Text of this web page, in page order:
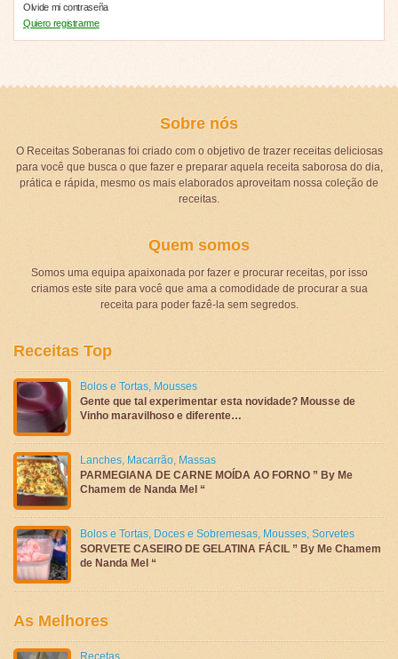
Olvide mi contraseña
Quiero registrarme
Sobre nós
O Receitas Soberanas foi criado com o objetivo de trazer receitas deliciosas
para você que busca o que fazer e preparar aquela receita saborosa do dia,
prática e rápida, mesmo os mais elaborados aproveitam nossa coleção de
receitas.
Quem somos
Somos uma equipa apaixonada por fazer e procurar receitas, por isso
criamos este site para você que ama a comodidade de procurar a sua
receita para poder fazê-la sem segredos.
Receitas Top
Bolos e Tortas, Mousses
Gente que tal experimentar esta novidade? Mousse de
Vinho maravilhoso e diferente…
Lanches, Macarrão, Massas
PARMEGIANA DE CARNE MOÍDA AO FORNO ” By Me
Chamem de Nanda Mel “
Bolos e Tortas, Doces e Sobremesas, Mousses, Sorvetes
SORVETE CASEIRO DE GELATINA FÁCIL ” By Me Chamem
de Nanda Mel “
As Melhores
Recetas